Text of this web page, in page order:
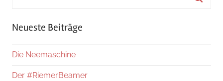
Neueste Beiträge
Die Neemaschine
Der #RiemerBeamer